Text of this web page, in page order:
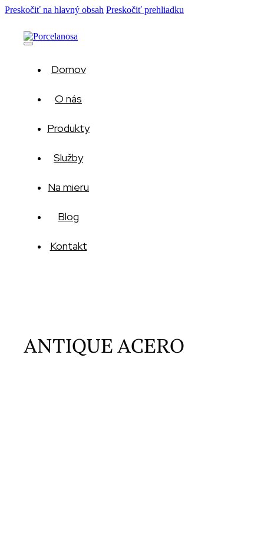
Preskočiť na hlavný obsah Preskočiť prehliadku
Domov
O nás
Produkty
Služby
Na mieru
Blog
Kontakt
ANTIQUE ACERO